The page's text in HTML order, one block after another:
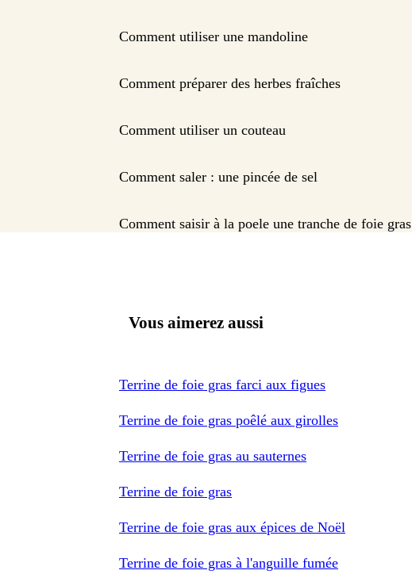
Comment utiliser une mandoline
Comment préparer des herbes fraîches
Comment utiliser un couteau
Comment saler : une pincée de sel
Comment saisir à la poele une tranche de foie gras
Vous aimerez aussi
Terrine de foie gras farci aux figues
Terrine de foie gras poêlé aux girolles
Terrine de foie gras au sauternes
Terrine de foie gras
Terrine de foie gras aux épices de Noël
Terrine de foie gras à l'anguille fumée